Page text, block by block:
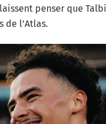
penser que
de l’Atlas.